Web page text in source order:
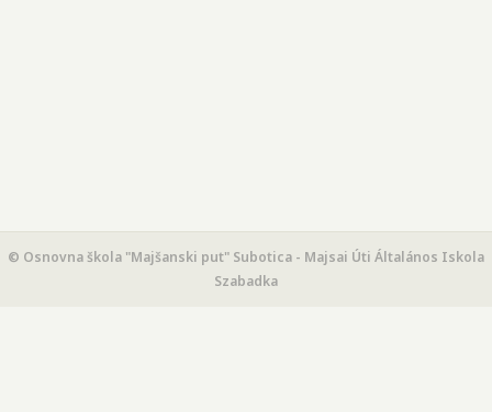
© Osnovna škola "Majšanski put" Subotica - Majsai Úti Általános Iskola
Szabadka